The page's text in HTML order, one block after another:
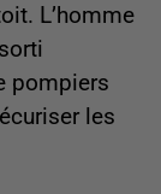
L’homme
pompiers
les